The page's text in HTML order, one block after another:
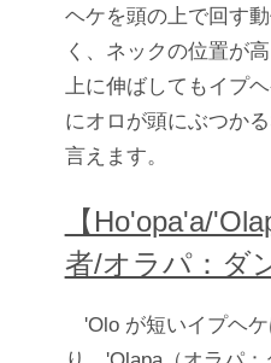
ヘケを頭の上で回す
く、ネックの位置が
上に伸ばしてもイプ
にオロが頭にぶつか
言えます。
【Ho'opa'a/
者/オラパ：ダ
'Olo が短いイプヘ